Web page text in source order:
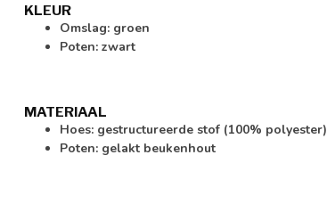
KLEUR
Omslag: groen
Poten: zwart
MATERIAAL
Hoes: gestructureerde stof (100% polyester)
Poten: gelakt beukenhout